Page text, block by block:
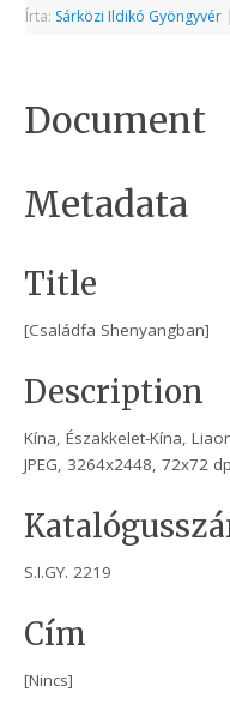
Írta: Sárközi Ildikó Gyöngyvér |
Document
Metadata
Title
[Családfa Shenyangban]
Description
Kína, Északkelet-Kína,
JPEG, 3264x2448, 72x72
S.I.GY. 2219
Cím
[Nincs]